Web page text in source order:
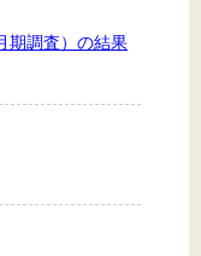
期調査）の結果